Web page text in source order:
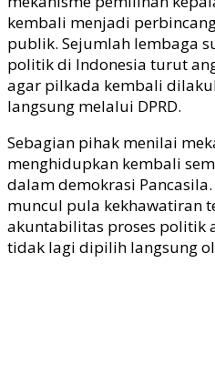
kembali menjadi
publik. Sejumlah lembaga
politik di Indonesia turut
agar pilkada kembali
langsung melalui DPRD.
Sebagian pihak menilai
menghidupkan kembali
dalam demokrasi
muncul pula kekhawatiran
akuntabilitas proses politik
tidak lagi dipilih langsung